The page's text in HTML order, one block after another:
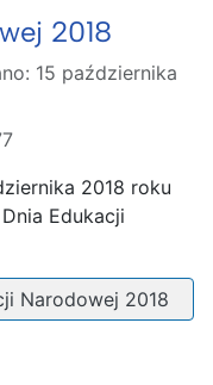
2018
15 października
2018 roku
Edukacji
Narodowej 2018